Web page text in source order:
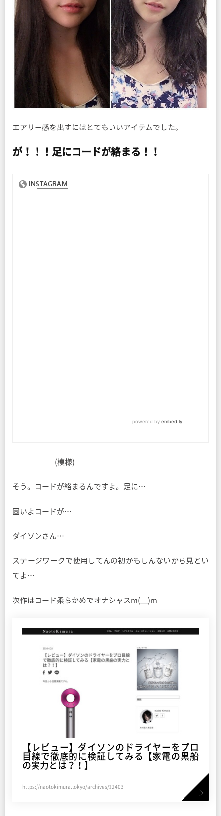
エアリー感を出すにはとてもいいアイテムでした。
が！！！足にコードが絡まる！！
(模様)
そう。コードが絡まるんですよ。足に…
固いよコードが…
ダイソンさん…
ステージワークで使用してんの初かもしんないから見とい
てよ…
次作はコード柔らかめでオナシャスm(__)m
【レビュー】ダイソンのドライヤーをプロ
目線で徹底的に検証してみる【家電の黒船
の実力とは？！】
https://naotokimura.tokyo/archives/22403